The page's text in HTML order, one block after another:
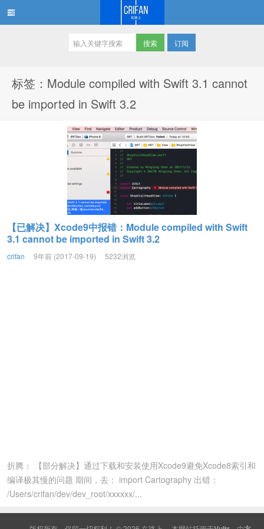
订阅
标签：Module compiled with Swift 3.1 cannot
be imported in Swift 3.2
【已解决】Xcode9中报错：Module compiled with Swift
3.1 cannot be imported in Swift 3.2
crifan 9年前 (2017-09-19) 5232浏览
折腾： 【部分解决】通过下载和安装使用Xcode9避免Xcode8索引和
编译极其慢的问题 期间，去： import Cartography 出错：
/Users/crifan/dev/dev_root/xxxxxx/...